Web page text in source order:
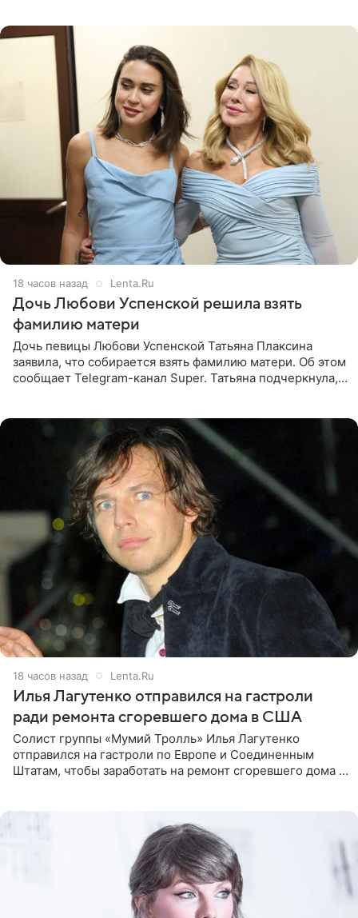
18 часов назад Lenta.Ru
Дочь Любови Успенской решила взять
фамилию матери
Дочь певицы Любови Успенской Татьяна Плаксина
заявила, что собирается взять фамилию матери. Об этом
сообщает Telegram-канал Super. Татьяна подчеркнула,
18 часов назад Lenta.Ru
Илья Лагутенко отправился на гастроли
ради ремонта сгоревшего дома в США
Солист группы «Мумий Тролль» Илья Лагутенко
отправился на гастроли по Европе и Соединенным
Штатам, чтобы заработать на ремонт сгоревшего дома в